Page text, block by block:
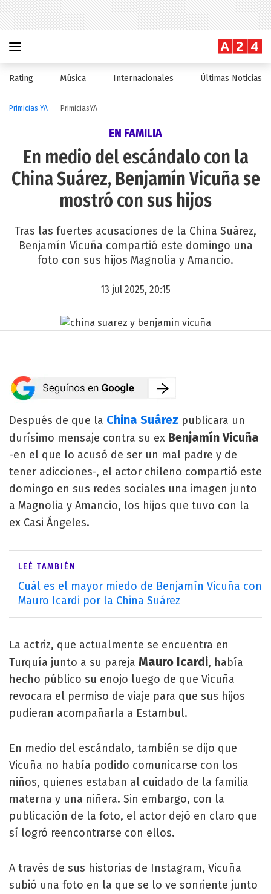
Rating Música Internacionales Últimas Noticias
Primicias YA PrimiciasYA
EN FAMILIA
En medio del escándalo con la
China Suárez, Benjamín Vicuña se
mostró con sus hijos
Tras las fuertes acusaciones de la China Suárez,
Benjamín Vicuña compartió este domingo una
foto con sus hijos Magnolia y Amancio.
13 jul 2025, 20:15
Después de que la China Suárez publicara un
durísimo mensaje contra su ex Benjamín Vicuña
-en el que lo acusó de ser un mal padre y de
tener adicciones-, el actor chileno compartió este
domingo en sus redes sociales una imagen junto
a Magnolia y Amancio, los hijos que tuvo con la
ex Casi Ángeles.
LEÉ TAMBIÉN
Cuál es el mayor miedo de Benjamín Vicuña con
Mauro Icardi por la China Suárez
La actriz, que actualmente se encuentra en
Turquía junto a su pareja Mauro Icardi, había
hecho público su enojo luego de que Vicuña
revocara el permiso de viaje para que sus hijos
pudieran acompañarla a Estambul.
En medio del escándalo, también se dijo que
Vicuña no había podido comunicarse con los
niños, quienes estaban al cuidado de la familia
materna y una niñera. Sin embargo, con la
publicación de la foto, el actor dejó en claro que
sí logró reencontrarse con ellos.
A través de sus historias de Instagram, Vicuña
subió una foto en la que se lo ve sonriente junto